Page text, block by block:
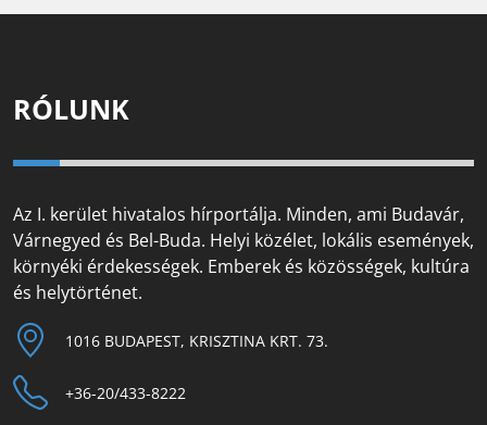
RÓLUNK
Az I. kerület hivatalos hírportálja. Minden, ami Budavár,
Várnegyed és Bel-Buda. Helyi közélet, lokális események,
környéki érdekességek. Emberek és közösségek, kultúra
és helytörténet.
1016 BUDAPEST, KRISZTINA KRT. 73.
+36-20/433-8222